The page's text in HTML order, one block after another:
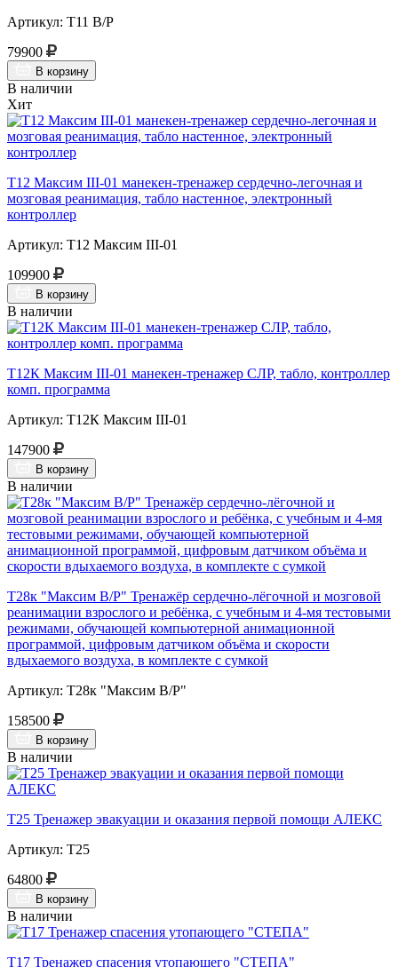
Артикул: Т11 В/Р
79900
В корзину
В наличии
Хит
Т12 Максим III-01 манекен-тренажер сердечно-легочная и
мозговая реанимация, табло настенное, электронный
контроллер
Артикул: Т12 Максим III-01
109900
В корзину
В наличии
Т12К Максим III-01 манекен-тренажер СЛР, табло, контроллер
комп. программа
Артикул: Т12К Максим III-01
147900
В корзину
В наличии
Т28к "Максим В/Р" Тренажёр сердечно-лёгочной и мозговой
реанимации взрослого и ребёнка, с учебным и 4-мя тестовыми
режимами, обучающей компьютерной анимационной
программой, цифровым датчиком объёма и скорости
вдыхаемого воздуха, в комплекте с сумкой
Артикул: Т28к "Максим В/Р"
158500
В корзину
В наличии
Т25 Тренажер эвакуации и оказания первой помощи АЛЕКС
Артикул: Т25
64800
В корзину
В наличии
Т17 Тренажер спасения утопающего "СТЕПА"